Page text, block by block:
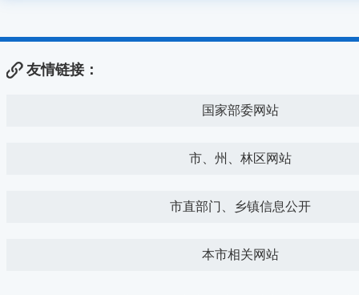
友情链接：
国家部委网站
市、州、林区网站
市直部门、乡镇信息公开
本市相关网站